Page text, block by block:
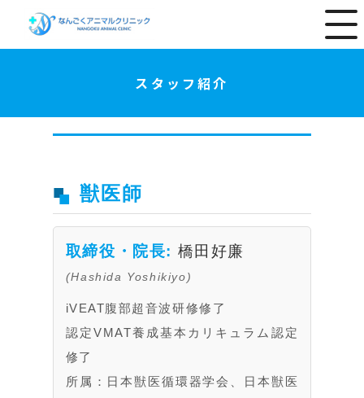
スタッフ紹介
獣医師
取締役・院長: 橋田好廉
(Hashida Yoshikiyo)
iVEAT腹部超音波研修修了
認定VMAT養成基本カリキュラム認定
修了
所属：日本獣医循環器学会、日本獣医